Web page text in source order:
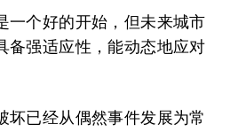
一个好的开始，但未来城市
备强适应性，能动态地应对
坏已经从偶然事件发展为常